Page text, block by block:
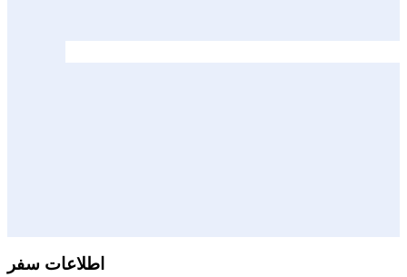
اطلاعات سفر